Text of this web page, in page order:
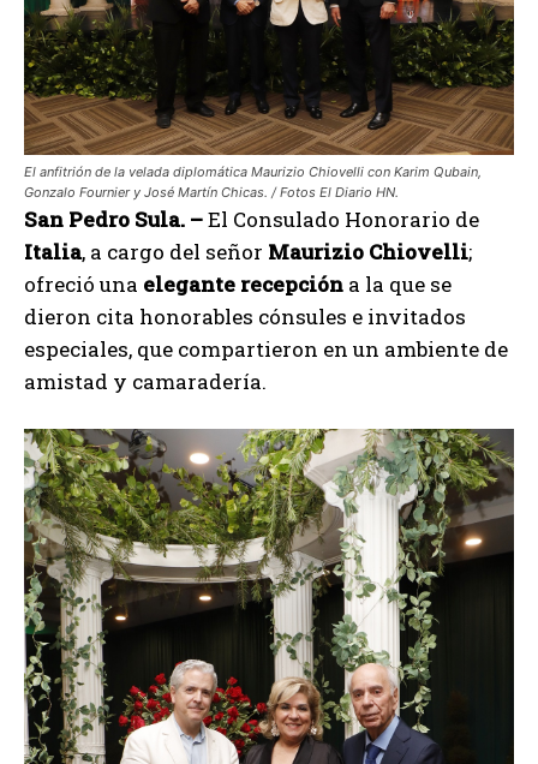
El anfitrión de la velada diplomática Maurizio Chiovelli con Karim Qubain,
Gonzalo Fournier y José Martín Chicas. / Fotos El Diario HN.
San Pedro Sula. –El Consulado Honorario de
Italia, a cargo del señor Maurizio Chiovelli;
ofreció una elegante recepción a la que se
dieron cita honorables cónsules e invitados
especiales, que compartieron en un ambiente de
amistad y camaradería.